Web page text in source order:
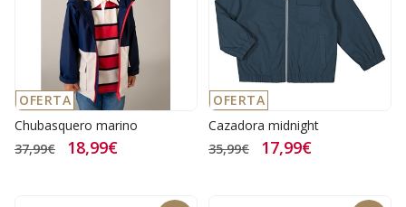
OFERTA
Chubasquero marino
37,99€
18,99€
OFERTA
Cazadora midnight
35,99€
17,99€